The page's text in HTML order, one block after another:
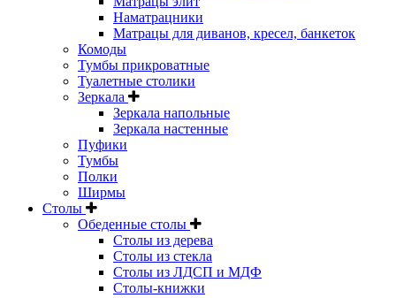
Наматрацники
Матрацы для диванов, кресел, банкеток
Комоды
Тумбы прикроватные
Туалетные столики
Зеркала
Зеркала напольные
Зеркала настенные
Пуфики
Тумбы
Полки
Ширмы
Столы
Обеденные столы
Столы из дерева
Столы из стекла
Столы из ЛДСП и МДФ
Столы-книжки